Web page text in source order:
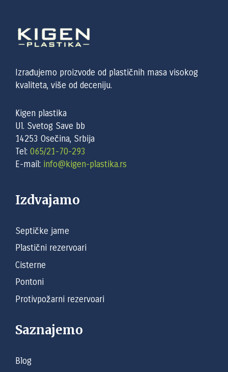
Izrađujemo proizvode od plastičnih masa visokog
kvaliteta, više od deceniju.
Kigen plastika
Ul. Svetog Save bb
14253 Osečina, Srbija
Tel: 065/21-70-293
E-mail: info@kigen-plastika.rs
Izdvajamo
Septičke jame
Plastični rezervoari
Cisterne
Pontoni
Protivpožarni rezervoari
Saznajemo
Blog